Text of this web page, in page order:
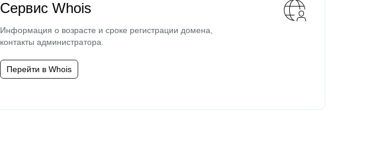
Сервис Whois
Информация о возрасте и сроке регистрации домена,
контакты администратора.
Перейти в Whois